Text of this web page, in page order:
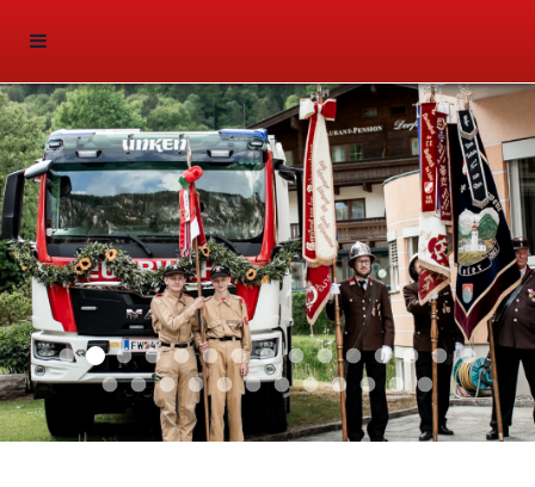
Aktuell 046
Aktuell 047
Start 011Aktuell 044
Aktuell 043
Aktuell 041
Aktuell 042
Aktuell 035
Aktuell 031
Aktuell 032
Aktuell 033
Aktuell 029
Aktuell 027
Aktuell 026
Start
Aktuell 024
Aktuell 019
Auto 010Start 010Start 002
Auto 002
Auto 009Auto 006Start 008
Start 005Start 003Start 006